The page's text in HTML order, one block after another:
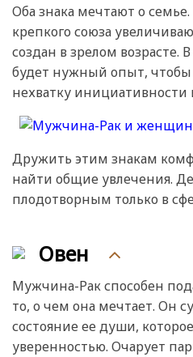
Оба знака мечтают о
крепкого союза
создан в зрелом возрасте.
будет нужный опыт, чтобы
нехватку инициативности
Дружить этим знакам
найти общие увлечения.
плодотворным только в
Овен
Мужчина-Рак способен
то, о чем она мечтает. Он
состояние ее души,
уверенностью. Очарует